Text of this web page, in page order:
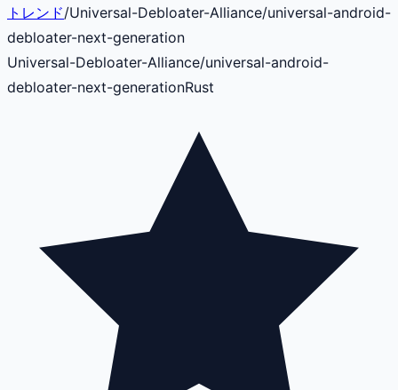
トレンド/Universal-Debloater-Alliance/universal-android-
debloater-next-generation
Universal-Debloater-Alliance/universal-android-
debloater-next-generationRust